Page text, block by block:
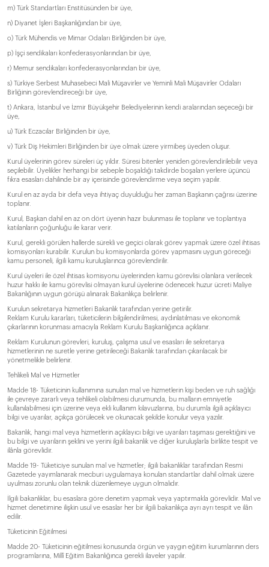
m) Türk Standartları Enstitüsünden bir üye,
n) Diyanet İşleri Başkanlığından bir üye,
o) Türk Mühendis ve Mimar Odaları Birliğinden bir üye,
p) İşçi sendikaları konfederasyonlarından bir üye,
r) Memur sendikaları konfederasyonlarından bir üye,
s) Türkiye Serbest Muhasebeci Mali Müşavirler ve Yeminli Mali Müşavirler Odaları
Birliğinin görevlendireceği bir üye,
t) Ankara, İstanbul ve İzmir Büyükşehir Belediyelerinin kendi aralarından seçeceği bir
üye,
u) Türk Eczacılar Birliğinden bir üye,
v) Türk Diş Hekimleri Birliğinden bir üye olmak üzere yirmibeş üyeden oluşur.
Kurul üyelerinin görev süreleri üç yıldır. Süresi bitenler yeniden görevlendirilebilir veya
seçilebilir. Üyelikler herhangi bir sebeple boşaldığı takdirde boşalan yerlere üçüncü
fıkra esasları dahilinde bir ay içerisinde görevlendirme veya seçim yapılır.
Kurul en az ayda bir defa veya ihtiyaç duyulduğu her zaman Başkanın çağrısı üzerine
toplanır.
Kurul, Başkan dahil en az on dört üyenin hazır bulunması ile toplanır ve toplantıya
katılanların çoğunluğu ile karar verir.
Kurul, gerekli görülen hallerde sürekli ve geçici olarak görev yapmak üzere özel ihtisas
komisyonları kurabilir. Kurulun bu komisyonlarda görev yapmasını uygun göreceği
kamu personeli, ilgili kamu kuruluşlarınca görevlendirilir.
Kurul üyeleri ile özel ihtisas komisyonu üyelerinden kamu görevlisi olanlara verilecek
huzur hakkı ile kamu görevlisi olmayan kurul üyelerine ödenecek huzur ücreti Maliye
Bakanlığının uygun görüşü alınarak Bakanlıkça belirlenir.
Kurulun sekretarya hizmetleri Bakanlık tarafından yerine getirilir.
Reklam Kurulu kararları, tüketicilerin bilgilendirilmesi, aydınlatılması ve ekonomik
çıkarlarının korunması amacıyla Reklam Kurulu Başkanlığınca açıklanır.
Reklam Kurulunun görevleri, kuruluş, çalışma usul ve esasları ile sekretarya
hizmetlerinin ne suretle yerine getirileceği Bakanlık tarafından çıkarılacak bir
yönetmelikle belirlenir.
Tehlikeli Mal ve Hizmetler
Madde 18- Tüketicinin kullanımına sunulan mal ve hizmetlerin kişi beden ve ruh sağlığı
ile çevreye zararlı veya tehlikeli olabilmesi durumunda, bu malların emniyetle
kullanılabilmesi için üzerine veya ekli kullanım kılavuzlarına, bu durumla ilgili açıklayıcı
bilgi ve uyarılar, açıkça görülecek ve okunacak şekilde konulur veya yazılır.
Bakanlık, hangi mal veya hizmetlerin açıklayıcı bilgi ve uyarıları taşıması gerektiğini ve
bu bilgi ve uyarıların şeklini ve yerini ilgili bakanlık ve diğer kuruluşlarla birlikte tespit ve
ilânla görevlidir.
Madde 19- Tüketiciye sunulan mal ve hizmetler; ilgili bakanlıklar tarafından Resmi
Gazetede yayımlanarak mecburi uygulamaya konulan standartlar dahil olmak üzere
uyulması zorunlu olan teknik düzenlemeye uygun olmalıdır.
İlgili bakanlıklar, bu esaslara göre denetim yapmak veya yaptırmakla görevlidir. Mal ve
hizmet denetimine ilişkin usul ve esaslar her bir ilgili bakanlıkça ayrı ayrı tespit ve ilân
edilir.
Tüketicinin Eğitilmesi
Madde 20- Tüketicinin eğitilmesi konusunda örgün ve yaygın eğitim kurumlarının ders
programlarına, Millî Eğitim Bakanlığınca gerekli ilaveler yapılır.